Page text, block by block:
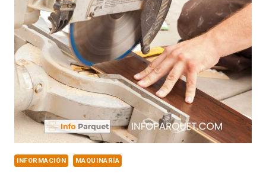
INFORMACIÓN MAQUINARÍA